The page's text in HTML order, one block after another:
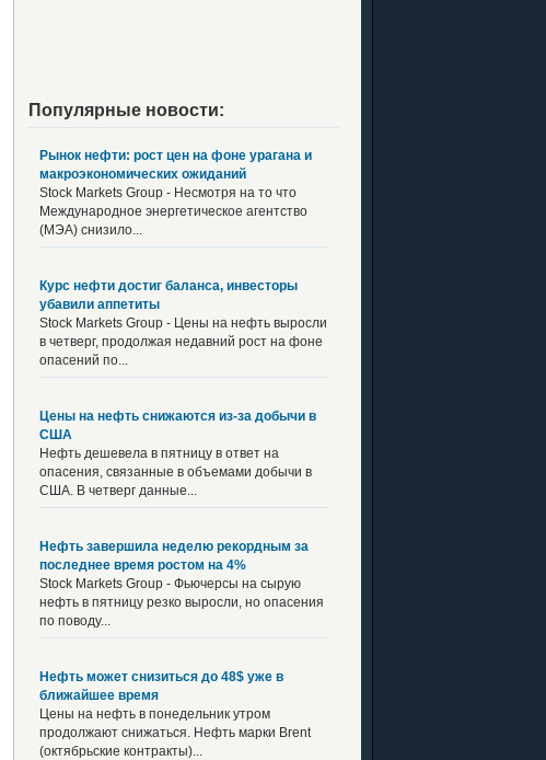
Популярные новости:
Рынок нефти: рост цен на фоне урагана и
макроэкономических ожиданий
Stock Markets Group - Несмотря на то что
Международное энергетическое агентство
(МЭА) снизило...
Курс нефти достиг баланса, инвесторы
убавили аппетиты
Stock Markets Group - Цены на нефть выросли
в четверг, продолжая недавний рост на фоне
опасений по...
Цены на нефть снижаются из-за добычи в
США
Нефть дешевела в пятницу в ответ на
опасения, связанные в объемами добычи в
США. В четверг данные...
Нефть завершила неделю рекордным за
последнее время ростом на 4%
Stock Markets Group - Фьючерсы на сырую
нефть в пятницу резко выросли, но опасения
по поводу...
Нефть может снизиться до 48$ уже в
ближайшее время
Цены на нефть в понедельник утром
продолжают снижаться. Нефть марки Brent
(октябрьские контракты)...